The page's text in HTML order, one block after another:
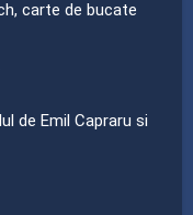
carte de bucate
de Emil Capraru si